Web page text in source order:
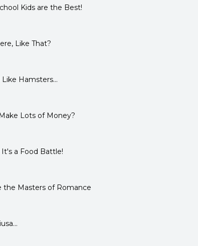
Kids are the Best!
Like That?
Hamsters...
Lots of Money?
a Food Battle!
the Masters of Romance